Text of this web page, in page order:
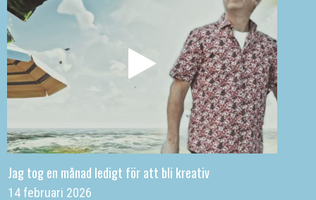
Jag tog en månad ledigt för att bli kreativ
14 februari 2026